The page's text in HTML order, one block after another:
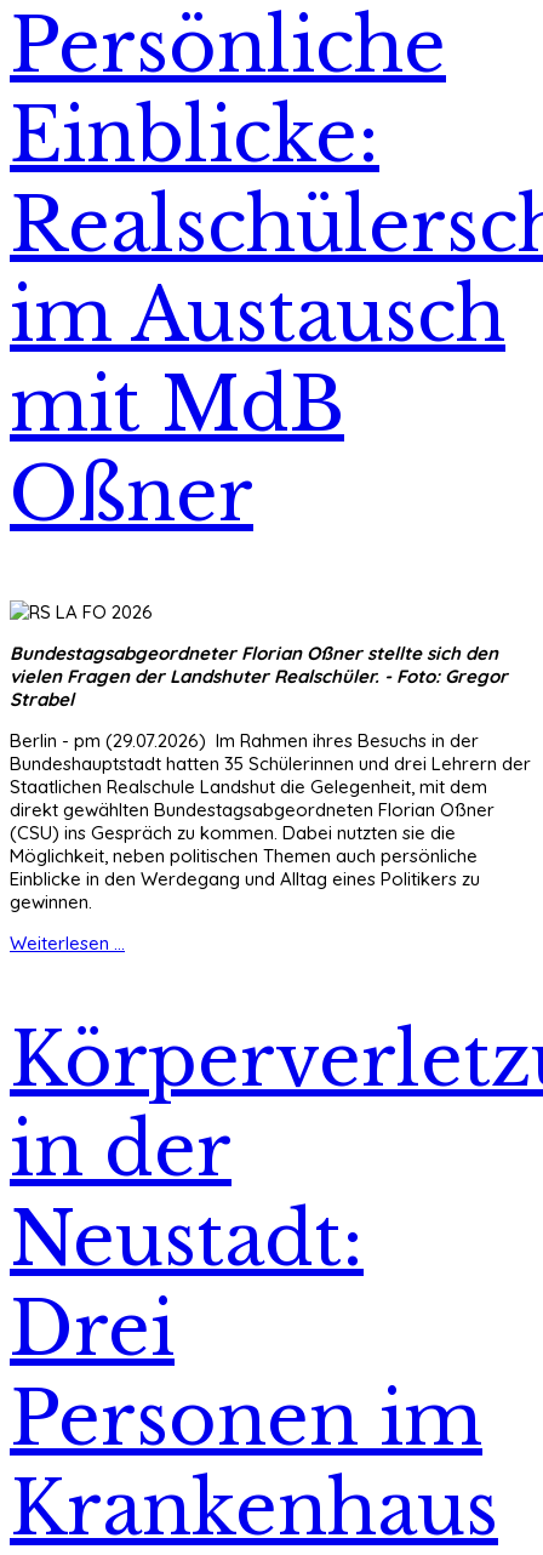
Persönliche
Einblicke:
im Austausch
mit MdB
Oßner
Bundestagsabgeordneter Florian Oßner stellte sich den
vielen Fragen der Landshuter Realschüler. - Foto: Gregor
Strabel
Berlin - pm (29.07.2026) Im Rahmen ihres Besuchs in der
Bundeshauptstadt hatten 35 Schülerinnen und drei Lehrern der
Staatlichen Realschule Landshut die Gelegenheit, mit dem
direkt gewählten Bundestagsabgeordneten Florian Oßner
(CSU) ins Gespräch zu kommen. Dabei nutzten sie die
Möglichkeit, neben politischen Themen auch persönliche
Einblicke in den Werdegang und Alltag eines Politikers zu
gewinnen.
Weiterlesen ...
in der
Neustadt:
Drei
Personen im
Krankenhaus